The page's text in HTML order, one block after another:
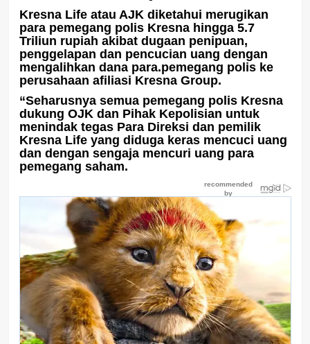
Kresna Life atau AJK diketahui merugikan
para pemegang polis Kresna hingga 5.7
Triliun rupiah akibat dugaan penipuan,
penggelapan dan pencucian uang dengan
mengalihkan dana para.pemegang polis ke
perusahaan afiliasi Kresna Group.
“Seharusnya semua pemegang polis Kresna
dukung OJK dan Pihak Kepolisian untuk
menindak tegas Para Direksi dan pemilik
Kresna Life yang diduga keras mencuci uang
dan dengan sengaja mencuri uang para
pemegang saham.